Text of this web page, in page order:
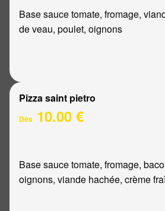
Base sauce tomate, fromage,
de veau, poulet, oignons
Pizza saint pietro
Dès 10.00 €
Base sauce tomate, fromage,
oignons, viande hachée, crème